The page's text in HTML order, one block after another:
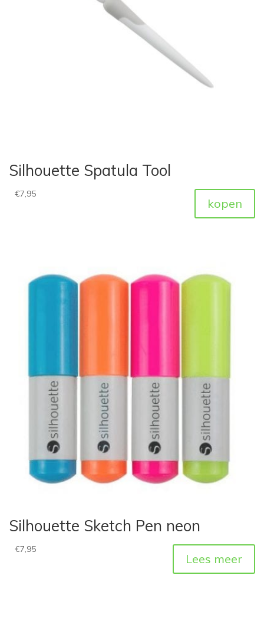
Silhouette Spatula Tool
€7,95
kopen
Silhouette Sketch Pen neon
€7,95
Lees meer